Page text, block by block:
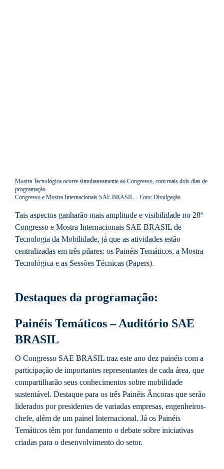
Mostra Tecnológica ocorre simultaneamente ao Congresso, com mais dois dias de
programação
Congresso e Mostra Internacionais SAE BRASIL – Foto: Divulgação
Tais aspectos ganharão mais amplitude e visibilidade no 28º
Congresso e Mostra Internacionais SAE BRASIL de
Tecnologia da Mobilidade, já que as atividades estão
centralizadas em três pilares: os Painéis Temáticos, a Mostra
Tecnológica e as Sessões Técnicas (Papers).
Destaques da programação:
Painéis Temáticos – Auditório SAE
BRASIL
O Congresso SAE BRASIL traz este ano dez painéis com a
participação de importantes representantes de cada área, que
compartilharão seus conhecimentos sobre mobilidade
sustentável. Destaque para os três Painéis Âncoras que serão
liderados por presidentes de variadas empresas, engenheiros-
chefe, além de um painel Internacional. Já os Painéis
Temáticos têm por fundamento o debate sobre iniciativas
criadas para o desenvolvimento do setor.